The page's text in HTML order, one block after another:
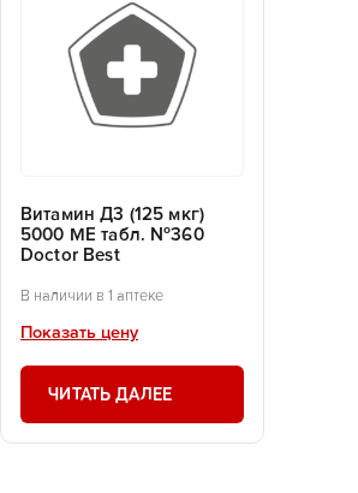
Витамин Д3 (125 мкг)
5000 МЕ табл. №360
Doctor Best
В наличии в 1 аптеке
Показать цену
ЧИТАТЬ ДАЛЕЕ